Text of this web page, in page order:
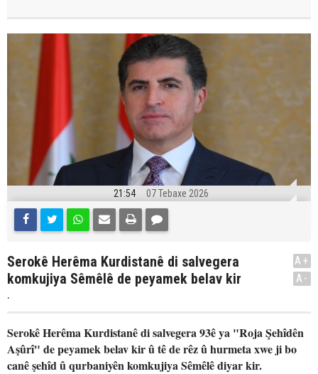
21:54 07 Tebaxe 2026
Serokê Herêma Kurdistanê di salvegera
komkujiya Sêmêlê de peyamek belav kir
.
A+
A-
Serokê Herêma Kurdistanê di salvegera 93ê ya "Roja Şehîdên
Aşûrî" de peyamek belav kir û tê de rêz û hurmeta xwe ji bo
canê şehîd û qurbaniyên komkujiya Sêmêlê diyar kir.